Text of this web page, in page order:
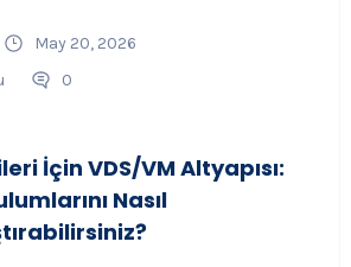
May 20, 2026
0
İçin VDS/VM Altyapısı:
Nasıl